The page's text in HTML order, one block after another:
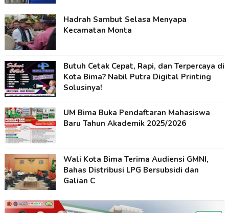
Hadrah Sambut Selasa Menyapa
Kecamatan Monta
Butuh Cetak Cepat, Rapi, dan Terpercaya di
Kota Bima? Nabil Putra Digital Printing
Solusinya!
UM Bima Buka Pendaftaran Mahasiswa
Baru Tahun Akademik 2025/2026
Wali Kota Bima Terima Audiensi GMNI,
Bahas Distribusi LPG Bersubsidi dan
Galian C